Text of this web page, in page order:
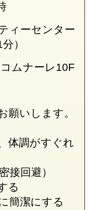
ィーセンター
分）
ムナーレ10F
願いします。
体調がすぐれ
接回避）
る
簡潔にする